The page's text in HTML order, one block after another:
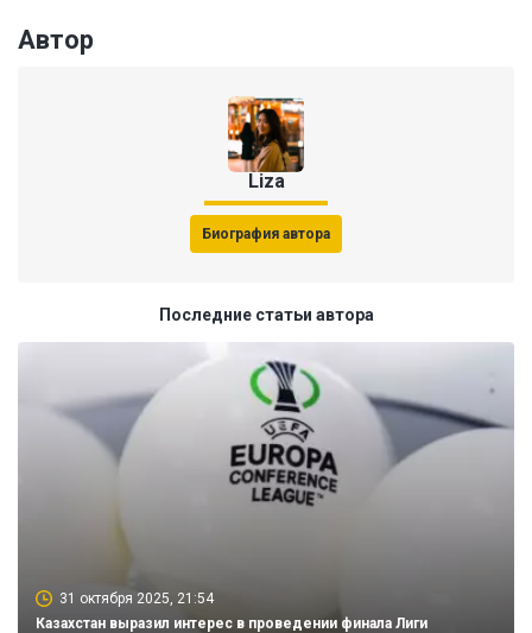
Автор
Liza
Биография автора
Последние статьи автора
31 октября 2025, 21:54
Казахстан выразил интерес в проведении финала Лиги